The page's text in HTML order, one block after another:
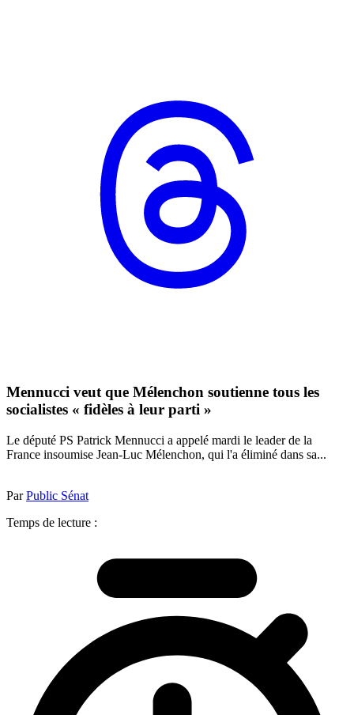
Mennucci veut que Mélenchon soutienne tous les
socialistes « fidèles à leur parti »
Le député PS Patrick Mennucci a appelé mardi le leader de la
France insoumise Jean-Luc Mélenchon, qui l'a éliminé dans sa...
ParPublic Sénat
Temps de lecture :